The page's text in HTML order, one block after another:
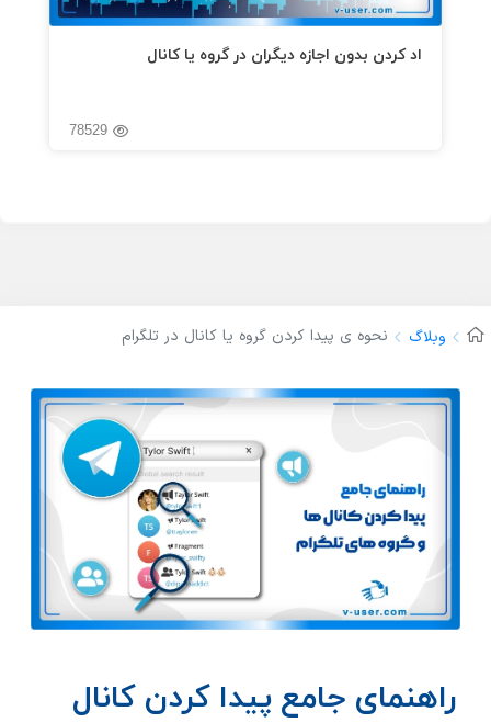
وبلاگ نحوه ی پیدا کردن گروه یا کانال در تلگرام
راهنمای جامع پیدا کردن کانال
اد کردن بدون اجازه دیگران در گروه یا کانال
78529